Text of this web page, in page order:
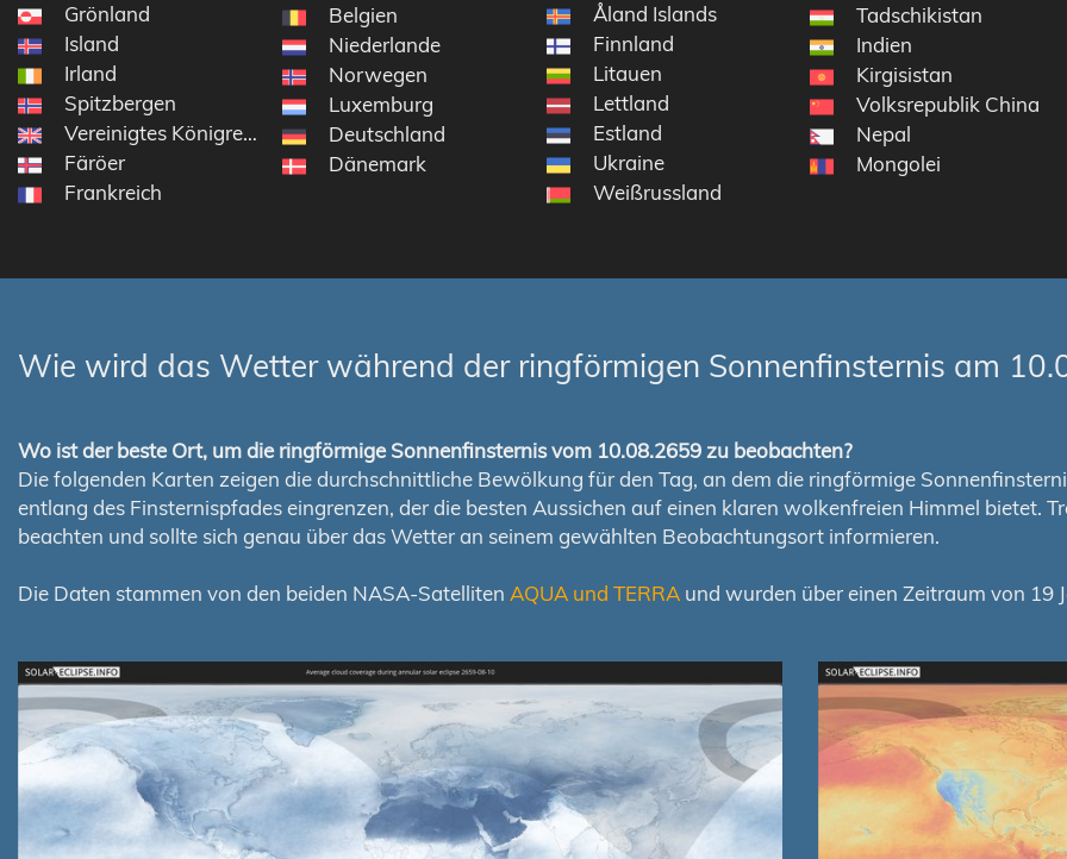
Grönland
Island
Irland
Spitzbergen
Vereinigtes Königreich
Färöer
Frankreich
Belgien
Niederlande
Norwegen
Luxemburg
Deutschland
Dänemark
Åland Islands
Finnland
Litauen
Lettland
Estland
Ukraine
Weißrussland
Tadschikistan
Indien
Kirgisistan
Volksrepublik China
Nepal
Mongolei
Wie wird das Wetter während der ringförmigen Sonnenfinsternis am
Wo ist der beste Ort, um die ringförmige Sonnenfinsternis vom 10.08.2659 zu beobachten?
Die folgenden Karten zeigen die durchschnittliche Bewölkung für den Tag, an dem die ringförmige
entlang des Finsternispfades eingrenzen, der die besten Aussichen auf einen klaren wolkenfreien Himmel bietet.
beachten und sollte sich genau über das Wetter an seinem gewählten Beobachtungsort informieren.
Die Daten stammen von den beiden NASA-Satelliten AQUA und TERRA und wurden über einen Zeitraum von 19